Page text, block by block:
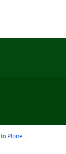
Plone